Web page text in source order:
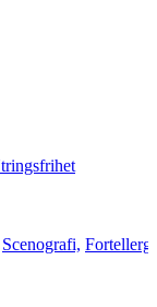
Scenografi,